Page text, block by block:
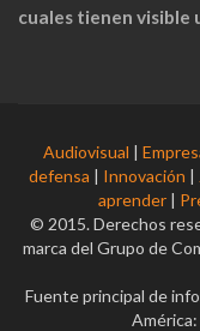
cuales tienen visible
Audiovisual |
defensa | Innovación |
aprender |
© 2015. Derechos
marca del Grupo de
Fuente principal de
América: